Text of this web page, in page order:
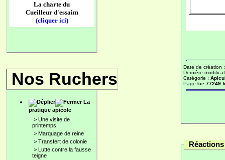
La charte du
Cueilleur d'essaim
(cliquer ici)
Nos Ruchers
La
pratique apicole
> Une visite de
printemps
> Marquage de reine
> Transfert de colonie
> Lutte contre la fausse
teigne
Date de création
Dernière
Catégorie :
Page lue 77249